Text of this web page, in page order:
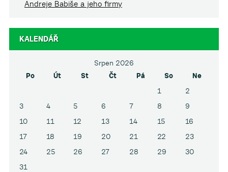
Andreje Babiše a jeho firmy
KALENDÁŘ
Srpen 2026
Po
Út St Čt Pá So
Ne
1
2
3
4 5 6 7 8
9
10
11 12 13 14 15
16
17
18 19 20 21 22
23
24
25 26 27 28 29
30
31